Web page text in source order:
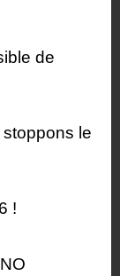
de
le
!